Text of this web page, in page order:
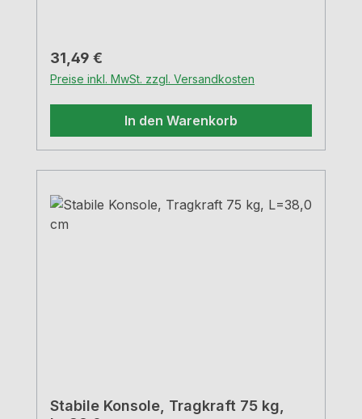
Regulärer Preis:
31,49 €
Preise inkl. MwSt. zzgl. Versandkosten
In den Warenkorb
Stabile Konsole, Tragkraft 75 kg,